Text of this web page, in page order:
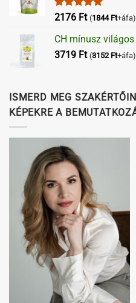
Értékelés:
2176 Ft (1844 Ft+áfa)
CH mínusz
3719 Ft (3152 Ft+áfa)
ISMERD MEG
KÉPEKRE A